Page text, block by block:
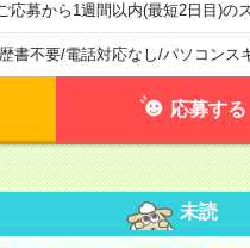
応募から1週間以内(最短2日目)の
書不要/電話対応なし/パソコンス
応募する
未読